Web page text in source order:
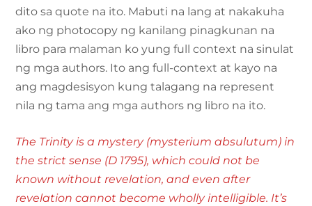
dito sa quote na ito. Mabuti na lang at nakakuha
ako ng photocopy ng kanilang pinagkunan na
libro para malaman ko yung full context na sinulat
ng mga authors. Ito ang full-context at kayo na
ang magdesisyon kung talagang na represent
nila ng tama ang mga authors ng libro na ito.
The Trinity is a mystery (mysterium absulutum) in
the strict sense (D 1795), which could not be
known without revelation, and even after
revelation cannot become wholly intelligible. It’s